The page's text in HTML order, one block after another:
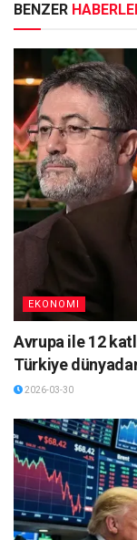
BENZER
EKONOMI
Avrupa ile 12
Türkiye
2026-03-30